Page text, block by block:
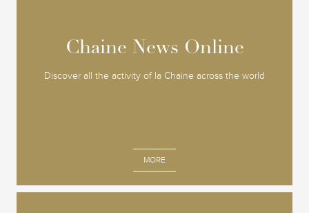
Chaine News Online
Discover all the activity of la Chaine across the world
MORE
Chaine News Online